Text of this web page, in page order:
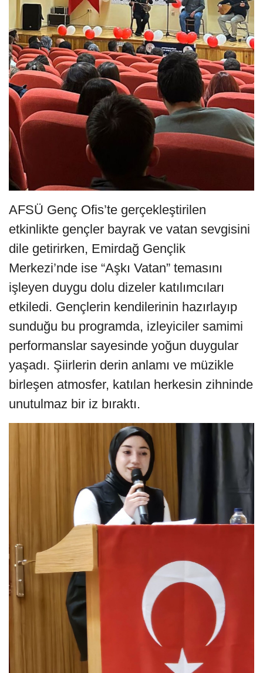
AFSÜ Genç Ofis’te gerçekleştirilen
etkinlikte gençler bayrak ve vatan sevgisini
dile getirirken, Emirdağ Gençlik
Merkezi’nde ise “Aşkı Vatan” temasını
işleyen duygu dolu dizeler katılımcıları
etkiledi. Gençlerin kendilerinin hazırlayıp
sunduğu bu programda, izleyiciler samimi
performanslar sayesinde yoğun duygular
yaşadı. Şiirlerin derin anlamı ve müzikle
birleşen atmosfer, katılan herkesin zihninde
unutulmaz bir iz bıraktı.